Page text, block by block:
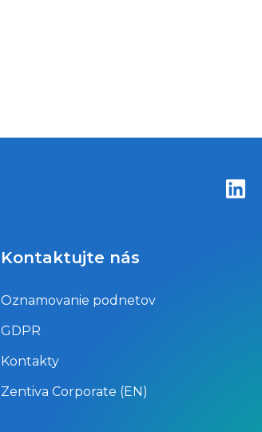
Kontaktujte nás
Oznamovanie podnetov
GDPR
Kontakty
Zentiva Corporate (EN)